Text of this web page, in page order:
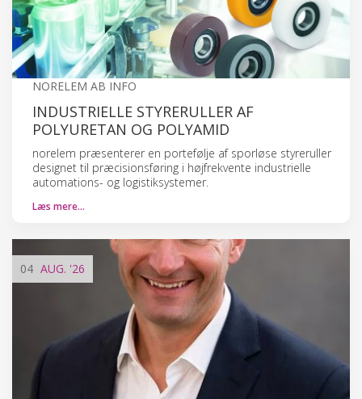
NORELEM AB INFO
INDUSTRIELLE STYRERULLER AF
POLYURETAN OG POLYAMID
norelem præsenterer en portefølje af sporløse styreruller
designet til præcisionsføring i højfrekvente industrielle
automations- og logistiksystemer.
Læs mere…
04 AUG. '26